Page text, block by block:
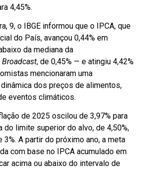
4,45%.
9, o IBGE informou que o IPCA, que
do País, avançou 0,44% em
da mediana da
, de 0,45% — e atingiu 4,42%
mencionaram uma
dos preços de alimentos,
eventos climáticos.
de 2025 oscilou de 3,97% para
do limite superior do alvo, de 4,50%,
3%. A partir do próximo ano, a meta
com base no IPCA acumulado em
acima ou abaixo do intervalo de